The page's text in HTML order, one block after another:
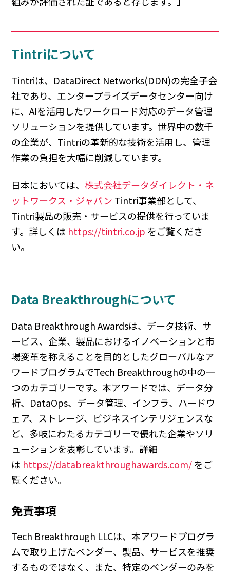
Tintriについて
Tintriは、DataDirect Networks(DDN)の完全子会
社であり、エンタープライズデータセンター向け
に、AIを活用したワークロード対応のデータ管理
ソリューションを提供しています。世界中の数千
の企業が、Tintriの革新的な技術を活用し、管理
作業の負担を大幅に削減しています。
日本においては、 株式会社データダイレクト・ネ
ットワークス・ジャパン Tintri事業部として、
Tintri製品の販売・サービスの提供を行っていま
す。詳しくは https://tintri.co.jp をご覧くださ
い。
Data Breakthroughについて
Data Breakthrough Awardsは、データ技術、サ
ービス、企業、製品におけるイノベーションと市
場変革を称えることを目的としたグローバルなア
ワードプログラムでTech Breakthroughの中の一
つのカテゴリーです。本アワードでは、データ分
析、DataOps、データ管理、インフラ、ハードウ
ェア、ストレージ、ビジネスインテリジェンスな
ど、多岐にわたるカテゴリーで優れた企業やソリ
ューションを表彰しています。詳細
は https://databreakthroughawards.com/をご
覧ください。
免責事項
Tech Breakthrough LLCは、本アワードプログラ
ムで取り上げたベンダー、製品、サービスを推奨
するものではなく、また、特定のベンダーのみを